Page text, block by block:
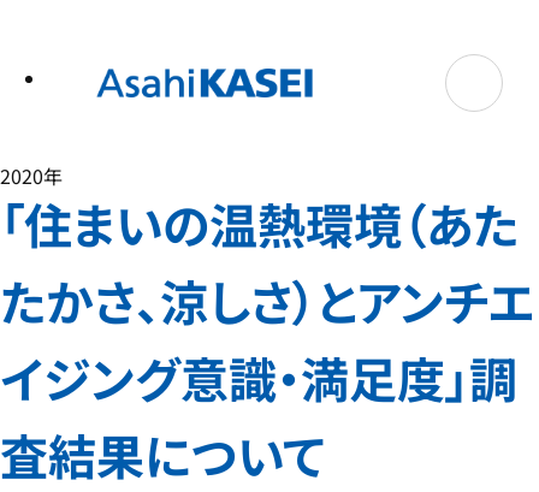
2020年
「住まいの温熱環境（あた
たかさ、涼しさ）とアンチエ
イジング意識・満足度」調
査結果について